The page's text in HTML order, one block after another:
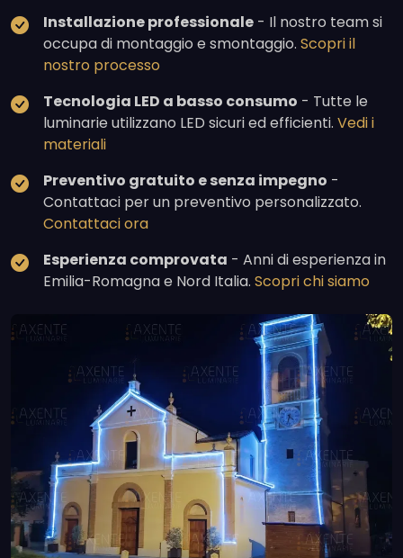
Installazione professionale - Il nostro team si
occupa di montaggio e smontaggio. Scopri il
nostro processo
Tecnologia LED a basso consumo - Tutte le
luminarie utilizzano LED sicuri ed efficienti. Vedi i
materiali
Preventivo gratuito e senza impegno -
Contattaci per un preventivo personalizzato.
Contattaci ora
Esperienza comprovata - Anni di esperienza in
Emilia-Romagna e Nord Italia. Scopri chi siamo